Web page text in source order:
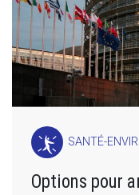
SANTÉ-
Options pour